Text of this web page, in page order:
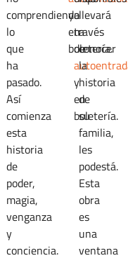
comprendiendo
lo
que
ha
pasado.
Así
comienza
esta
historia
de
poder,
magia,
venganza
y
conciencia.
y
en
boletería.
a
través
de
y
en
boletería.
llevará
a
conocer
la
historia
de
su
familia,
les
podestá.
Esta
obra
es
una
ventana